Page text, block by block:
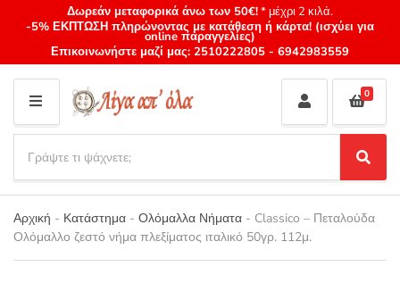
Δωρεάν μεταφορικά άνω των 50€!* μέχρι 2 κιλά.
-5% ΕΚΠΤΩΣΗ πληρώνοντας με κατάθεση ή κάρτα! (ισχύει για
online παραγγελίες)
Επικοινωνήστε μαζί μας: 2510222805 - 6942983559
M
E
N
U
Category
name
a
r
c
h
p
S
e
a
r
0
Αρχική - Κατάστημα - Ολόμαλλα Νήματα - Classico – Πεταλούδα
Ολόμαλλο ζεστό νήμα πλεξίματος ιταλικό 50γρ. 112μ.